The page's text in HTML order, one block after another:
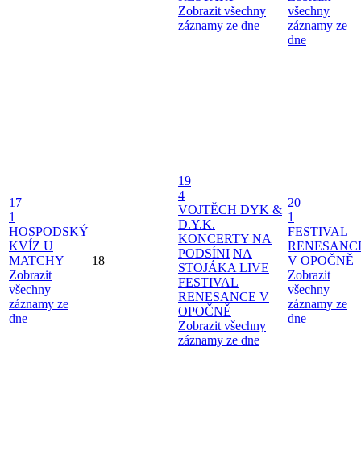
Zobrazit všechny
záznamy ze dne
všechny
záznamy ze
dne
17
1
HOSPODSKÝ
KVÍZ U
MATCHY
Zobrazit
všechny
záznamy ze
dne
18
19
4
VOJTĚCH DYK &
D.Y.K.
KONCERTY NA
PODSÍNI NA
STOJÁKA LIVE
FESTIVAL
RENESANCE V
OPOČNĚ
Zobrazit všechny
záznamy ze dne
20
1
FESTIVAL
V OPOČNĚ
Zobrazit
všechny
záznamy ze
dne